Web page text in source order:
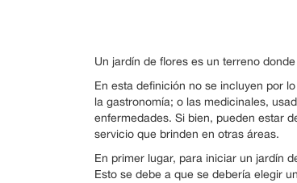
Un jardín de flores es un terreno
En esta definición no se incluyen por
la gastronomía; o las medicinales,
enfermedades. Si bien, pueden estar
servicio que brinden en otras áreas.
En primer lugar, para iniciar un jardín
Esto se debe a que se debería elegir